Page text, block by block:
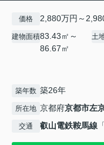
価格 2,880万円～
建物面積83.43㎡～
86.67㎡
土
築年数 築26年
所在地 京都府京都市左
交通 叡山電鉄鞍馬線 「